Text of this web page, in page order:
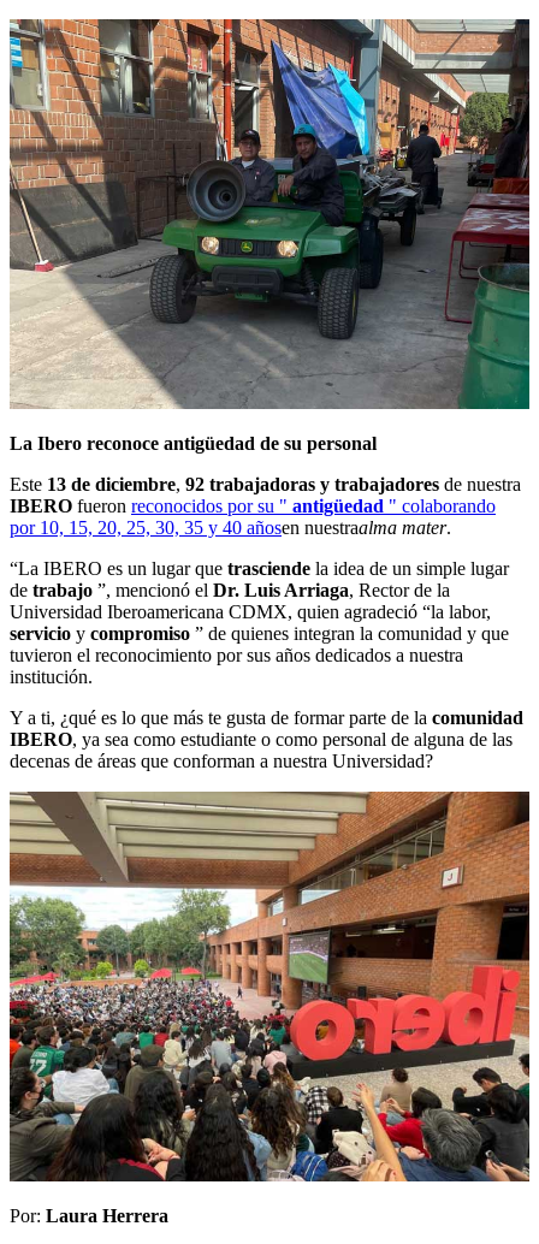
La Ibero reconoce antigüedad de su personal
Este 13 de diciembre, 92 trabajadoras y trabajadores de nuestra
IBERO fueron reconocidos por su " antigüedad " colaborando
por 10, 15, 20, 25, 30, 35 y 40 añosen nuestraalma mater.
“La IBERO es un lugar que trasciende la idea de un simple lugar
de trabajo ”, mencionó el Dr. Luis Arriaga, Rector de la
Universidad Iberoamericana CDMX, quien agradeció “la labor,
servicio y compromiso ” de quienes integran la comunidad y que
tuvieron el reconocimiento por sus años dedicados a nuestra
institución.
Y a ti, ¿qué es lo que más te gusta de formar parte de la comunidad
IBERO, ya sea como estudiante o como personal de alguna de las
decenas de áreas que conforman a nuestra Universidad?
Por: Laura Herrera